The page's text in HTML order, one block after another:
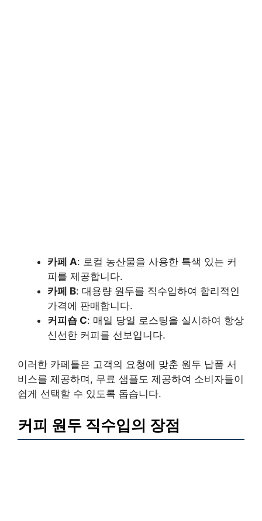
카페 A: 로컬 농산물을 사용한 특색 있는 커
피를 제공합니다.
카페 B: 대용량 원두를 직수입하여 합리적인
가격에 판매합니다.
커피숍 C: 매일 당일 로스팅을 실시하여 항상
신선한 커피를 선보입니다.
이러한 카페들은 고객의 요청에 맞춘 원두 납품 서
비스를 제공하며, 무료 샘플도 제공하여 소비자들이
쉽게 선택할 수 있도록 돕습니다.
커피 원두 직수입의 장점